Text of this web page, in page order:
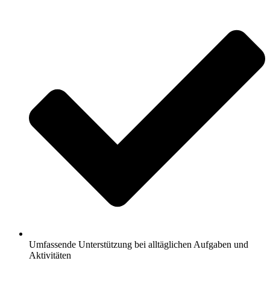
Umfassende Unterstützung bei alltäglichen Aufgaben und
Aktivitäten